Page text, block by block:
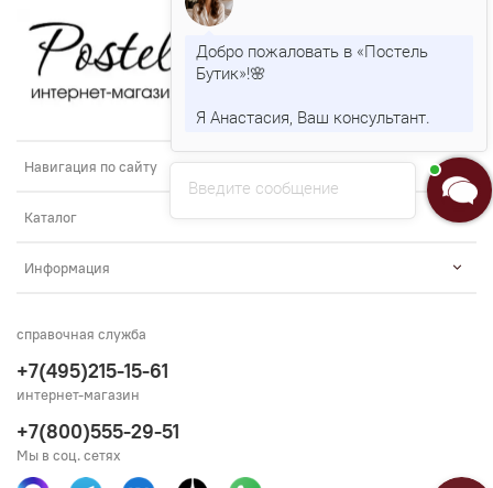
Навигация по сайту
Каталог
Информация
справочная служба
+7(495)215-15-61
интернет-магазин
+7(800)555-29-51
Мы в соц. сетях
Введите сообщение
Добро пожаловать в «Постель
Бутик»!🌸
Я Анастасия, Ваш консультант.